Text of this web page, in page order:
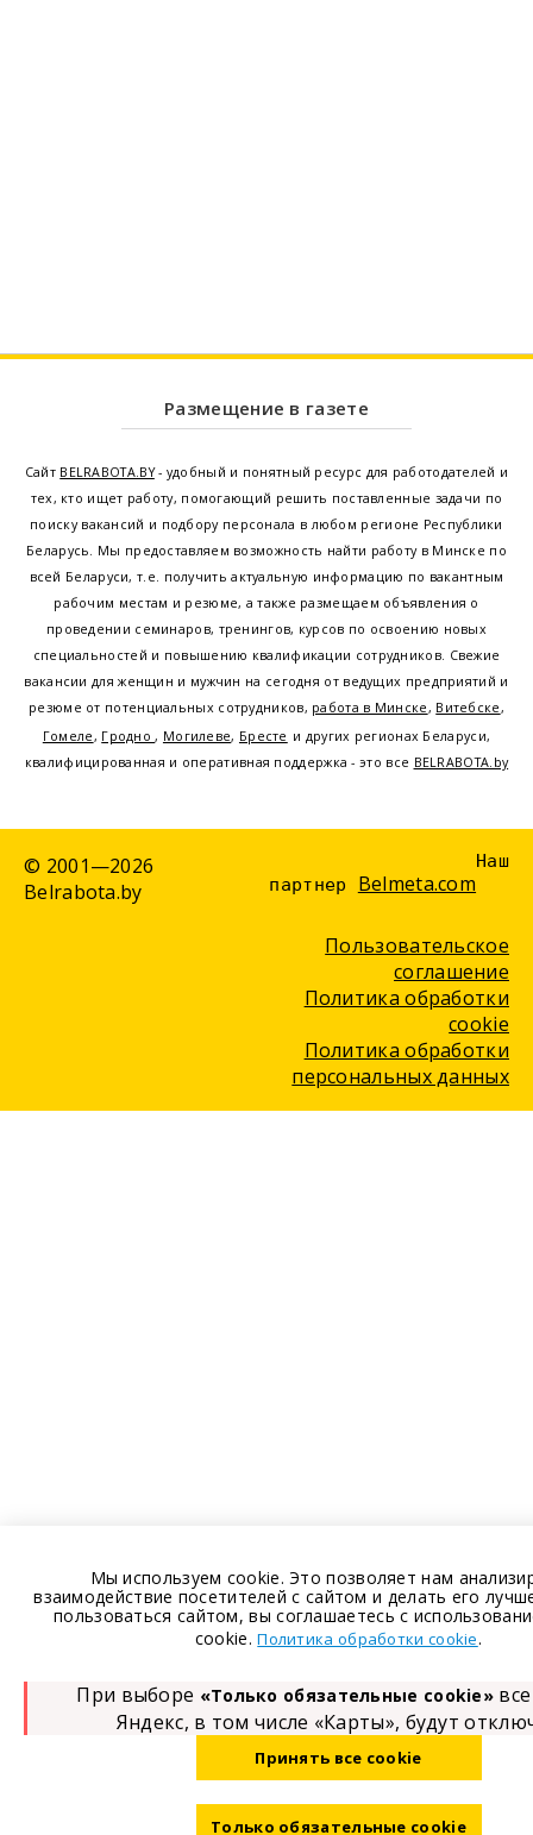
Размещение в газете
Сайт BELRABOTA.BY- удобный и понятный ресурс для работодателей и
тех, кто ищет работу, помогающий решить поставленные задачи по
поиску вакансий и подбору персонала в любом регионе Республики
Беларусь. Мы предоставляем возможность найти работу в Минске по
всей Беларуси, т.е. получить актуальную информацию по вакантным
рабочим местам и резюме, а также размещаем объявления о
проведении семинаров, тренингов, курсов по освоению новых
специальностей и повышению квалификации сотрудников. Свежие
вакансии для женщин и мужчин на сегодня от ведущих предприятий и
резюме от потенциальных сотрудников, работа в Минске, Витебске,
Гомеле, Гродно, Могилеве, Бресте и других регионах Беларуси,
квалифицированная и оперативная поддержка - это все BELRABOTA.by
© 2001—2026
Belrabota.by
Наш
партнер
Belmeta.com
Пользовательское
соглашение
Политика обработки
cookie
Политика обработки
персональных данных
Мы используем cookie. Это позволяет нам
взаимодействие посетителей с сайтом и делать его
пользоваться сайтом, вы соглашаетесь с
cookie.Политика обработки cookie.
При выборе «Только обязательные cookie»
Яндекс, в том числе «Карты», будут
Принять все cookie
Только обязательные cookie